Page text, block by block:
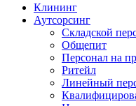
Клининг
Аутсорсинг
Складской
Общепит
Персонал на
Ритейл
Линейный